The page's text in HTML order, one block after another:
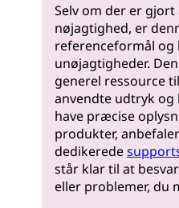
Selv om der er
nøjagtighed, er
referenceformål og
unøjagtigheder.
generel ressource
anvendte udtryk og
have præcise
produkter,
dedikerede
står klar til at
eller problemer, du